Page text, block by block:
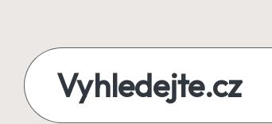
content
Vyhledejte.cz